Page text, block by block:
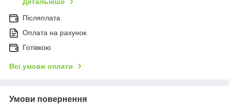
Післяплата
Оплата на рахунок
Готівкою
Всі умови оплати
Умови повернення